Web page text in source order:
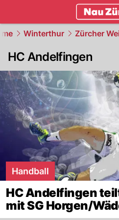
Winterthur Zürcher
HC Andelfingen
Handball
HC Andelfingen
mit SG Horgen/